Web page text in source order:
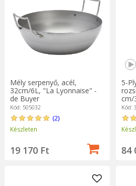
Mély serpenyő, acél,
32cm/6L, "La Lyonnaise" -
de Buyer
Kód: 505032
(2)
Készleten
19 170 Ft
5-
cm/
Kód:
84